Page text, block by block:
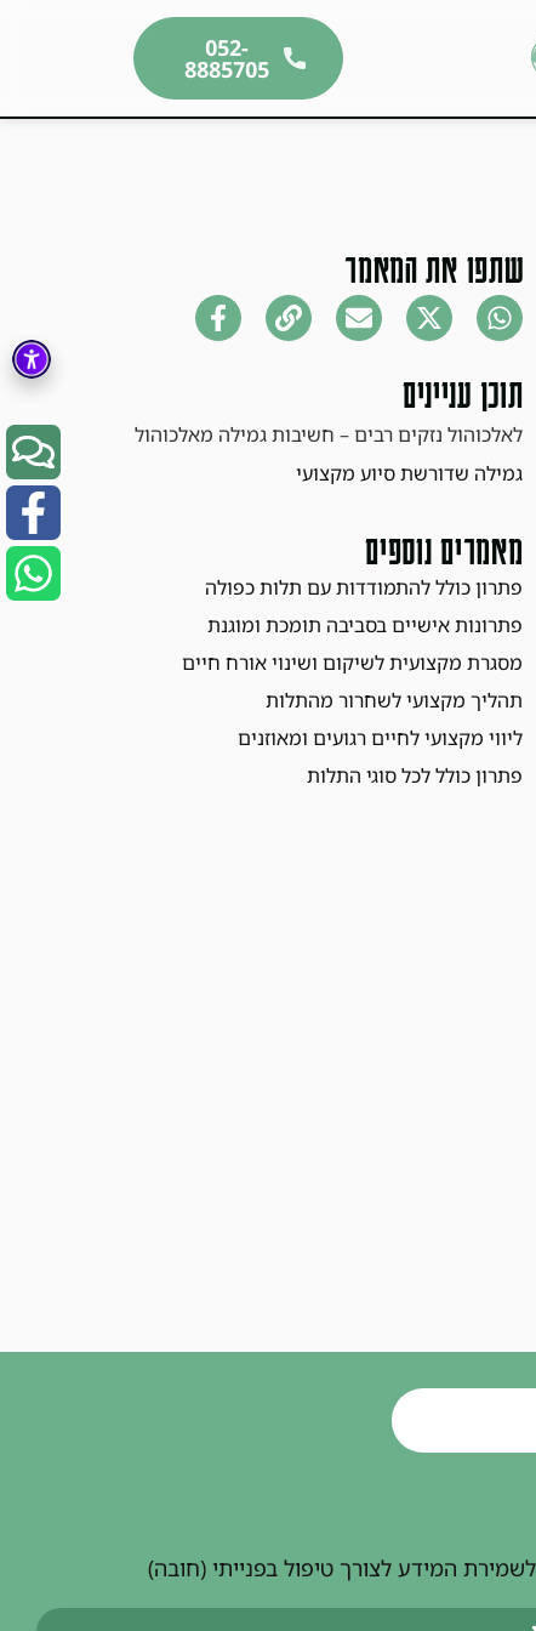
052-
8885705
שתפו את המאמר
תוכן עניינים
לאלכוהול נזקים רבים – חשיבות גמילה מאלכוהול
גמילה שדורשת סיוע מקצועי
מאמרים נוספים
פתרון כולל להתמודדות עם תלות כפולה
פתרונות אישיים בסביבה תומכת ומוגנת
מסגרת מקצועית לשיקום ושינוי אורח חיים
תהליך מקצועי לשחרור מהתלות
ליווי מקצועי לחיים רגועים ומאוזנים
פתרון כולל לכל סוגי התלות
המידע לצורך טיפול בפנייתי (חובה)